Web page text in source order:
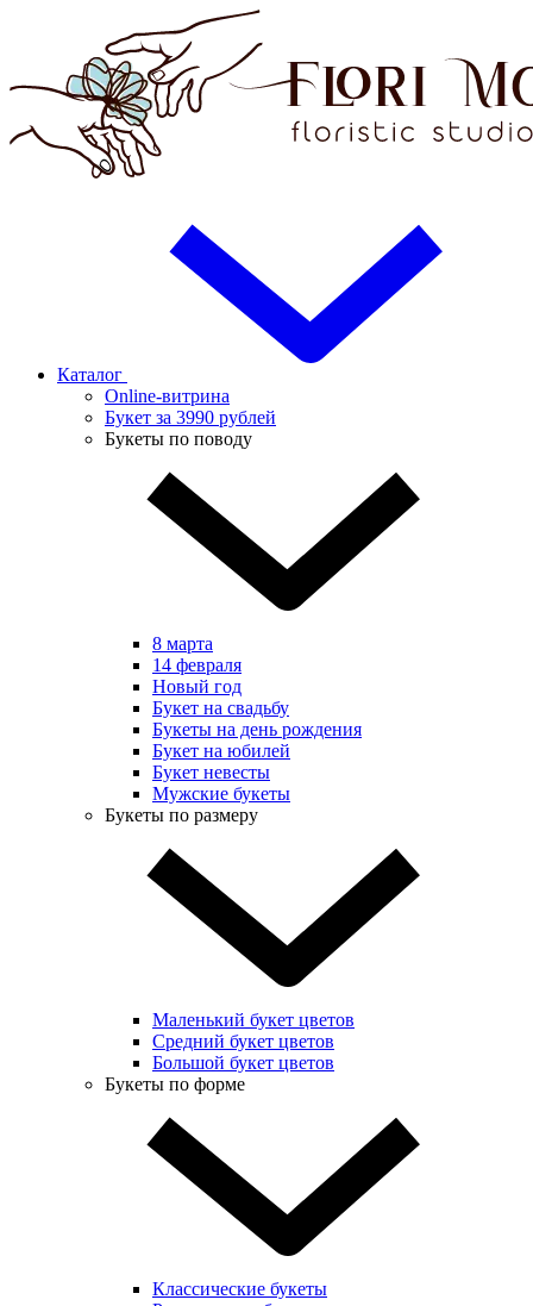
Каталог
Online-витрина
Букет за 3990 рублей
Букеты по поводу
8 марта
14 февраля
Новый год
Букет на свадьбу
Букеты на день рождения
Букет на юбилей
Букет невесты
Мужские букеты
Букеты по размеру
Маленький букет цветов
Средний букет цветов
Большой букет цветов
Букеты по форме
Классические букеты